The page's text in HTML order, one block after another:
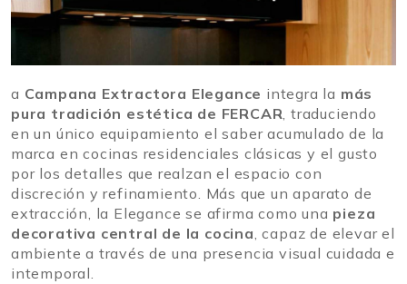
a Campana Extractora Elegance integra la más
pura tradición estética de FERCAR, traduciendo
en un único equipamiento el saber acumulado de la
marca en cocinas residenciales clásicas y el gusto
por los detalles que realzan el espacio con
discreción y refinamiento. Más que un aparato de
extracción, la Elegance se afirma como una pieza
decorativa central de la cocina, capaz de elevar el
ambiente a través de una presencia visual cuidada e
intemporal.